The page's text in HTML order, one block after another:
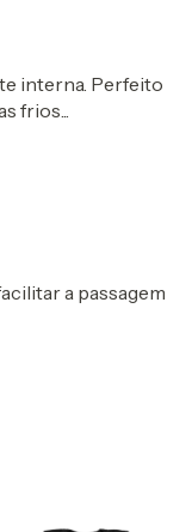
interna. Perfeito
frios...
a passagem